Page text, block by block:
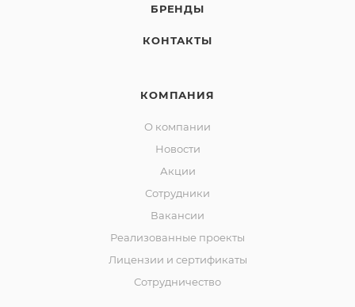
БРЕНДЫ
КОНТАКТЫ
КОМПАНИЯ
О компании
Новости
Акции
Сотрудники
Вакансии
Реализованные проекты
Лицензии и сертификаты
Сотрудничество